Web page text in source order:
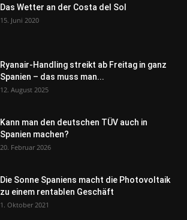
Das Wetter an der Costa del Sol
15. Juni 2020
Ryanair-Handling streikt ab Freitag in ganz
Spanien – das muss man...
12. August 2025
Kann man den deutschen TÜV auch in
Spanien machen?
20. Februar 2026
Die Sonne Spaniens macht die Photovoltaik
zu einem rentablen Geschäft
1. Oktober 2021